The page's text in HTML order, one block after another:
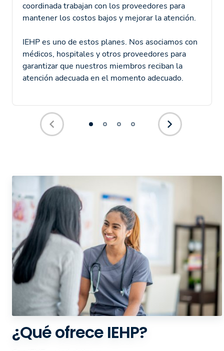
coordinada trabajan con los proveedores para
mantener los costos bajos y mejorar la atención.
IEHP es uno de estos planes. Nos asociamos con
médicos, hospitales y otros proveedores para
garantizar que nuestros miembros reciban la
atención adecuada en el momento adecuado.
¿Qué ofrece IEHP?